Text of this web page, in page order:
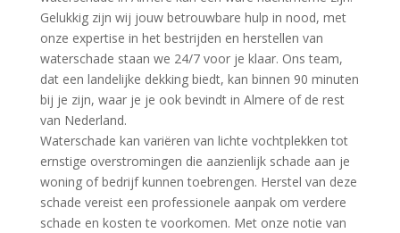
Gelukkig zijn wij jouw betrouwbare hulp in nood, met
onze expertise in het bestrijden en herstellen van
waterschade staan we 24/7 voor je klaar.​ Ons team,
dat een landelijke dekking biedt, kan binnen 90 minuten
bij je zijn, waar je je ook bevindt in Almere of de rest
van Nederland.​
Waterschade kan variëren van lichte vochtplekken tot
ernstige overstromingen die aanzienlijk schade aan je
woning of bedrijf kunnen toebrengen.​ Herstel van deze
schade vereist een professionele aanpak om verdere
schade en kosten te voorkomen.​ Met onze notie van